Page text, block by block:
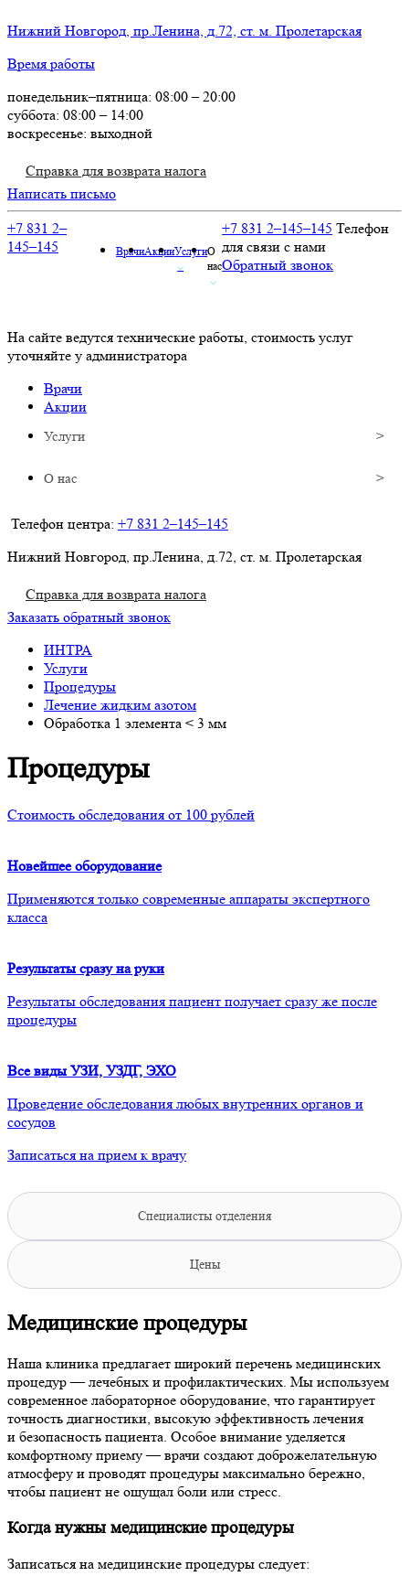
Нижний Новгород, пр.Ленина, д.72, ст. м. Пролетарская
Время работы
понедельник–пятница: 08:00 – 20:00
суббота: 08:00 – 14:00
воскресенье: выходной
Справка для возврата налога
Написать письмо
+7 831 2–
145–145
ВрачиАкцииУслуги
⌵
О
нас
⌵
+7 831 2–145–145 Телефон
для связи с нами
Обратный звонок
На сайте ведутся технические работы, стоимость услуг
уточняйте у администратора
Врачи
Акции
Услуги
О нас
Телефон центра: +7 831 2–145–145
Нижний Новгород, пр.Ленина, д.72, ст. м. Пролетарская
Справка для возврата налога
Заказать обратный звонок
ИНТРА
Услуги
Процедуры
Лечение жидким азотом
Обработка 1 элемента < 3 мм
Процедуры
Стоимость обследования от 100 рублей
Новейшее оборудование
Применяются только современные аппараты экспертного
класса
Результаты сразу на руки
Результаты обследования пациент получает сразу же после
процедуры
Все виды УЗИ, УЗДГ, ЭХО
Проведение обследования любых внутренних органов и
сосудов
Записаться на прием к врачу
Специалисты отделения
Цены
Медицинские процедуры
Наша клиника предлагает широкий перечень медицинских
процедур — лечебных и профилактических. Мы используем
современное лабораторное оборудование, что гарантирует
точность диагностики, высокую эффективность лечения
и безопасность пациента. Особое внимание уделяется
комфортному приему — врачи создают доброжелательную
атмосферу и проводят процедуры максимально бережно,
чтобы пациент не ощущал боли или стресс.
Когда нужны медицинские процедуры
Записаться на медицинские процедуры следует: